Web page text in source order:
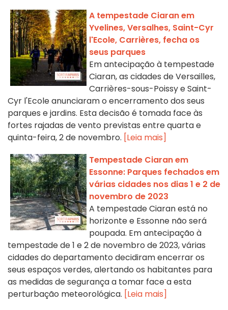
A tempestade Ciaran em
Yvelines, Versalhes, Saint-Cyr
l'Ecole, Carrières, fecha os
seus parques
Em antecipação à tempestade
Ciaran, as cidades de Versailles,
Carrières-sous-Poissy e Saint-
Cyr l'Ecole anunciaram o encerramento dos seus
parques e jardins. Esta decisão é tomada face às
fortes rajadas de vento previstas entre quarta e
quinta-feira, 2 de novembro. [Leia mais]
Tempestade Ciaran em
Essonne: Parques fechados em
várias cidades nos dias 1 e 2 de
novembro de 2023
A tempestade Ciaran está no
horizonte e Essonne não será
poupada. Em antecipação à
tempestade de 1 e 2 de novembro de 2023, várias
cidades do departamento decidiram encerrar os
seus espaços verdes, alertando os habitantes para
as medidas de segurança a tomar face a esta
perturbação meteorológica. [Leia mais]